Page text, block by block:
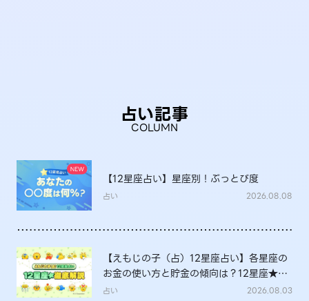
占い記事
COLUMN
【12星座占い】星座別！ぶっとび度
占い 2026.08.08
【えもじの子（占）12星座占い】各星座の
お金の使い方と貯金の傾向は？12星座★徹
底解説
占い 2026.08.03